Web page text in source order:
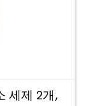
세제 2개,